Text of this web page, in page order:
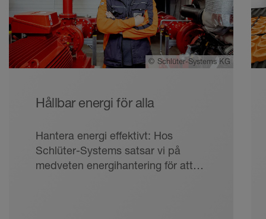
© Schlüter-Systems KG
Hållbar energi för alla
Hantera energi effektivt: Hos
Schlüter-Systems satsar vi på
medveten energihantering för att